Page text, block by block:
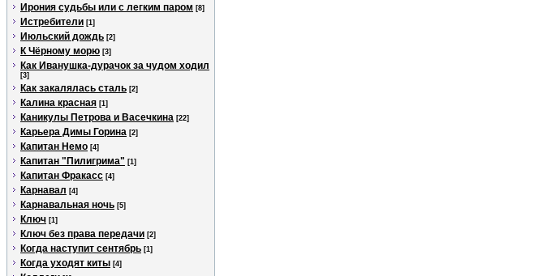
Ирония судьбы или с легким паром [8]
Истребители [1]
Июльский дождь [2]
К Чёрному морю [3]
Как Иванушка-дурачок за чудом ходил
[3]
Как закалялась сталь [2]
Калина красная [1]
Каникулы Петрова и Васечкина [22]
Карьера Димы Горина [2]
Капитан Немо [4]
Капитан "Пилигрима" [1]
Капитан Фракасс [4]
Карнавал [4]
Карнавальная ночь [5]
Ключ [1]
Ключ без права передачи [2]
Когда наступит сентябрь [1]
Когда уходят киты [4]